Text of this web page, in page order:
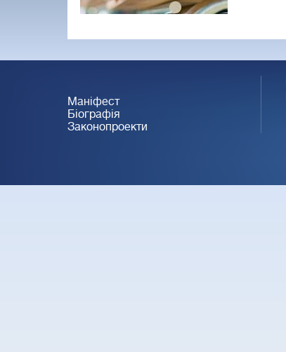
Маніфест
Біографія
Законопроекти